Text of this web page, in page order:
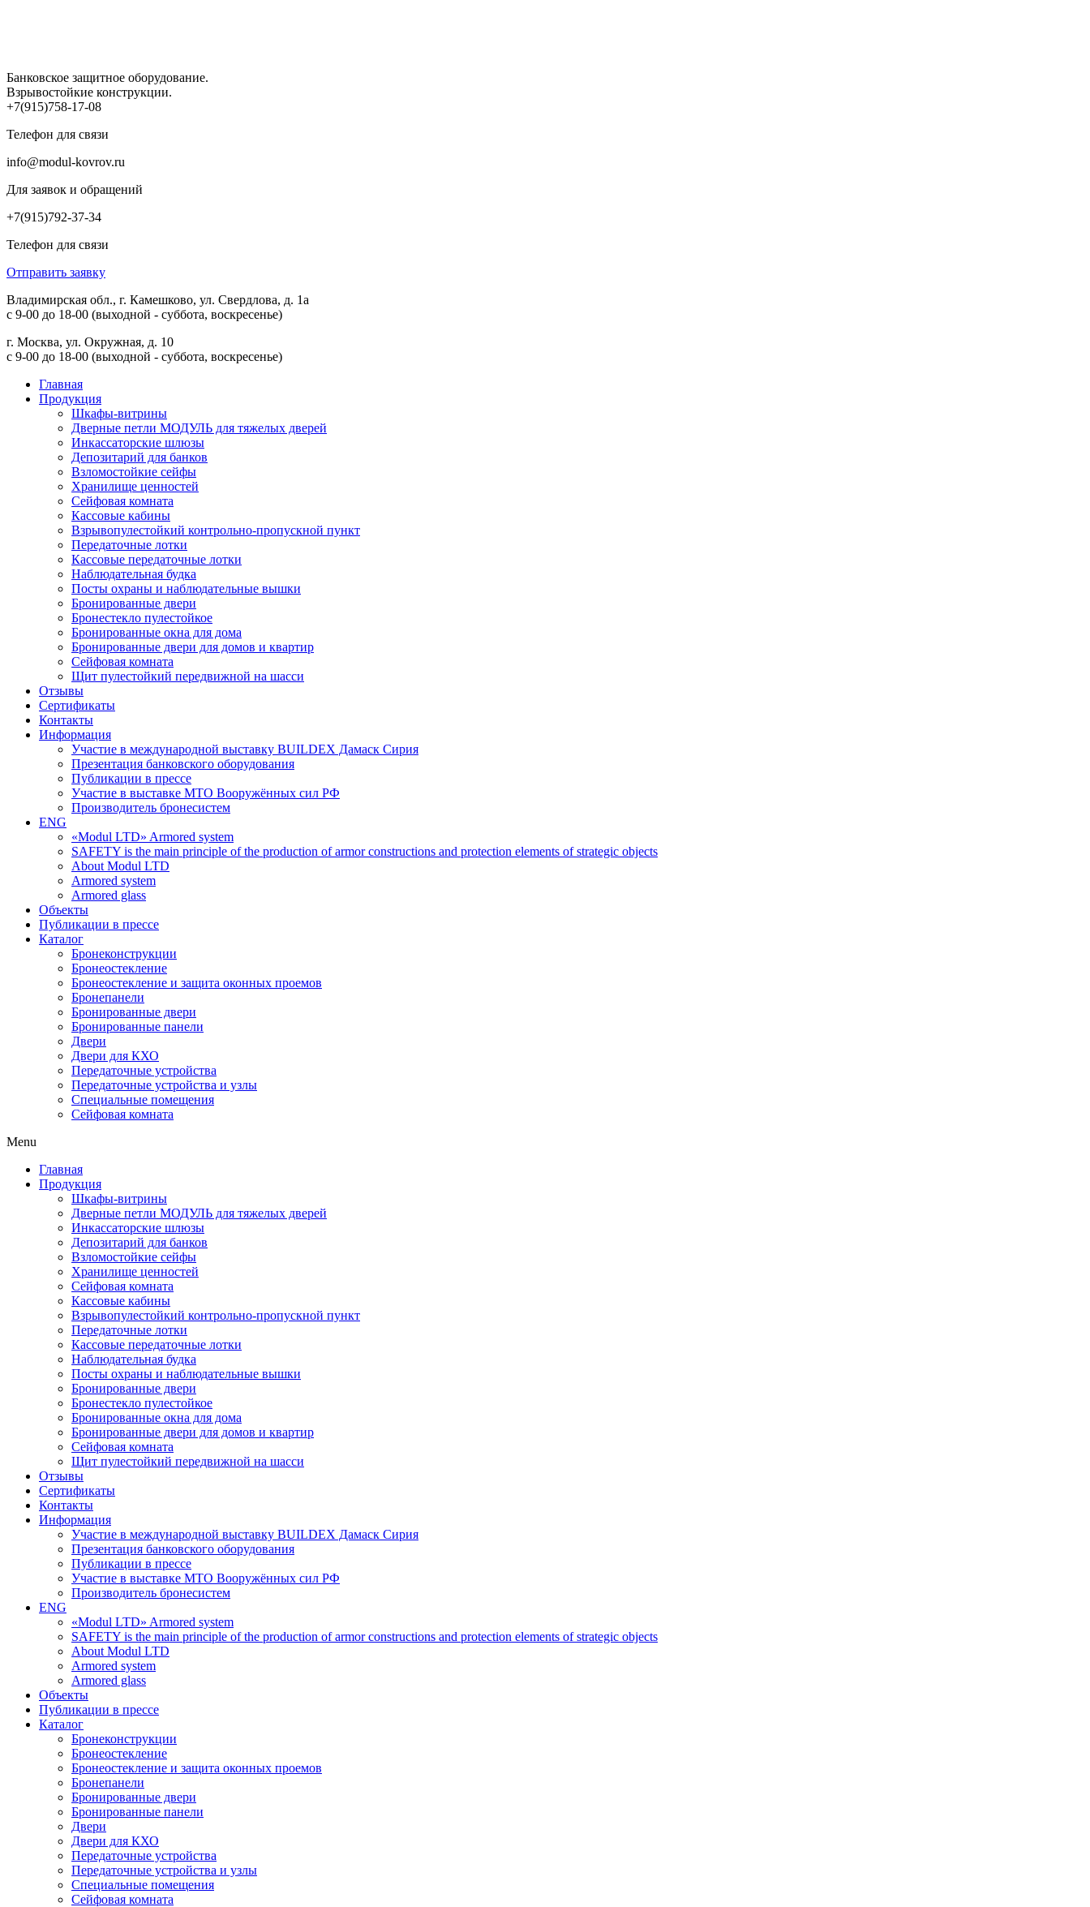
Банковское защитное оборудование.
Взрывостойкие конструкции.
+7(915)758-17-08
Телефон для связи
info@modul-kovrov.ru
Для заявок и обращений
+7(915)792-37-34
Телефон для связи
Отправить заявку
Владимирская обл., г. Камешково, ул. Свердлова, д. 1а
с 9-00 до 18-00 (выходной - суббота, воскресенье)
г. Москва, ул. Окружная, д. 10
с 9-00 до 18-00 (выходной - суббота, воскресенье)
Главная
Продукция
Шкафы-витрины
Дверные петли МОДУЛЬ для тяжелых дверей
Инкассаторские шлюзы
Депозитарий для банков
Взломостойкие сейфы
Хранилище ценностей
Сейфовая комната
Кассовые кабины
Взрывопулестойкий контрольно-пропускной пункт
Передаточные лотки
Кассовые передаточные лотки
Наблюдательная будка
Посты охраны и наблюдательные вышки
Бронированные двери
Бронестекло пулестойкое
Бронированные окна для дома
Бронированные двери для домов и квартир
Сейфовая комната
Щит пулестойкий передвижной на шасси
Отзывы
Сертификаты
Контакты
Информация
Участие в международной выставку BUILDEX Дамаск Сирия
Презентация банковского оборудования
Публикации в прессе
Участие в выставке МТО Вооружённых сил РФ
Производитель бронесистем
ENG
«Modul LTD» Armored system
SAFETY is the main principle of the production of armor constructions and protection elements of strategic objects
About Modul LTD
Armored system
Armored glass
Объекты
Публикации в прессе
Каталог
Бронеконструкции
Бронеостекление
Бронеостекление и защита оконных проемов
Бронепанели
Бронированные двери
Бронированные панели
Двери
Двери для КХО
Передаточные устройства
Передаточные устройства и узлы
Специальные помещения
Сейфовая комната
Menu
Главная
Продукция
Шкафы-витрины
Дверные петли МОДУЛЬ для тяжелых дверей
Инкассаторские шлюзы
Депозитарий для банков
Взломостойкие сейфы
Хранилище ценностей
Сейфовая комната
Кассовые кабины
Взрывопулестойкий контрольно-пропускной пункт
Передаточные лотки
Кассовые передаточные лотки
Наблюдательная будка
Посты охраны и наблюдательные вышки
Бронированные двери
Бронестекло пулестойкое
Бронированные окна для дома
Бронированные двери для домов и квартир
Сейфовая комната
Щит пулестойкий передвижной на шасси
Отзывы
Сертификаты
Контакты
Информация
Участие в международной выставку BUILDEX Дамаск Сирия
Презентация банковского оборудования
Публикации в прессе
Участие в выставке МТО Вооружённых сил РФ
Производитель бронесистем
ENG
«Modul LTD» Armored system
SAFETY is the main principle of the production of armor constructions and protection elements of strategic objects
About Modul LTD
Armored system
Armored glass
Объекты
Публикации в прессе
Каталог
Бронеконструкции
Бронеостекление
Бронеостекление и защита оконных проемов
Бронепанели
Бронированные двери
Бронированные панели
Двери
Двери для КХО
Передаточные устройства
Передаточные устройства и узлы
Специальные помещения
Сейфовая комната